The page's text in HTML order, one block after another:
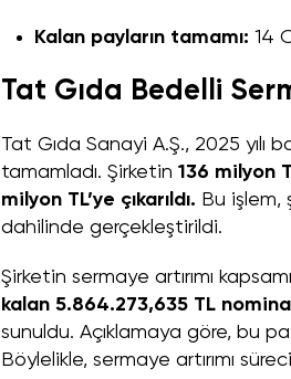
Kalan payların tamamı: 14
Tat Gıda Bedelli
Tat Gıda Sanayi A.Ş., 2025 yılı
tamamladı. Şirketin 136 milyon
milyon TL’ye çıkarıldı. Bu işlem,
dahilinde gerçekleştirildi.
Şirketin sermaye artırımı
kalan 5.864.273,635 TL
sunuldu. Açıklamaya göre, bu
Böylelikle, sermaye artırımı